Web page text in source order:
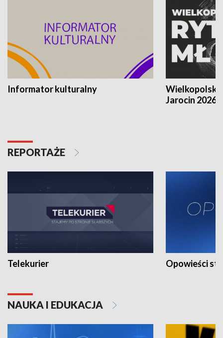
Informator kulturalny
Jarocin 2026
REPORTAŻE
Telekurier Opowieści
NAUKA I EDUKACJA